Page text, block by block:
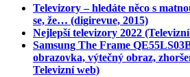
Televizory – hledáte něco s
se, že… (digirevue, 2015)
Nejlepší televizory 2022
Samsung The Frame
obrazovka, výtečný obraz,
Televizní web)